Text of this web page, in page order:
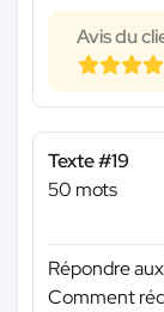
Avis du
Texte #19
50 mots
Répondre
Comment